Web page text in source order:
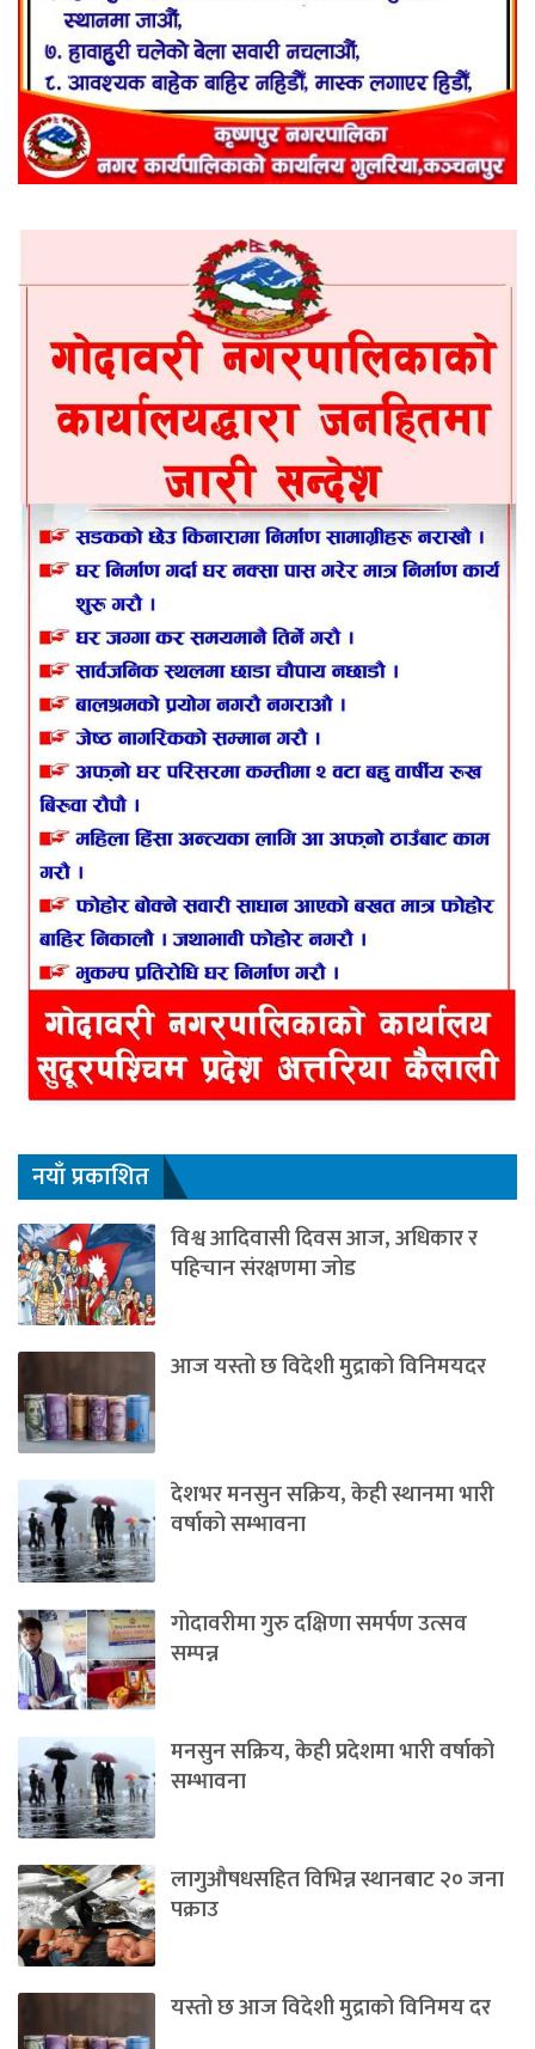
नयाँ प्रकाशित
विश्व आदिवासी दिवस आज, अधिकार र
पहिचान संरक्षणमा जोड
आज यस्तो छ विदेशी मुद्राको विनिमयदर
देशभर मनसुन सक्रिय, केही स्थानमा भारी
वर्षाको सम्भावना
गोदावरीमा गुरु दक्षिणा समर्पण उत्सव
सम्पन्न
मनसुन सक्रिय, केही प्रदेशमा भारी वर्षाको
सम्भावना
लागुऔषधसहित विभिन्न स्थानबाट २० जना
पक्राउ
यस्तो छ आज विदेशी मुद्राको विनिमय दर